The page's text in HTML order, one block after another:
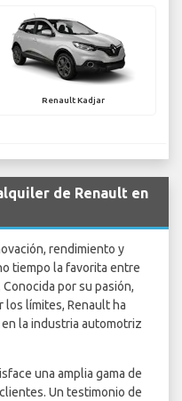
Renault Kadjar
de Renault en
rendimiento y
tiempo la favorita entre
por su pasión,
límites, Renault ha
la industria automotriz
una amplia gama de
Un testimonio de